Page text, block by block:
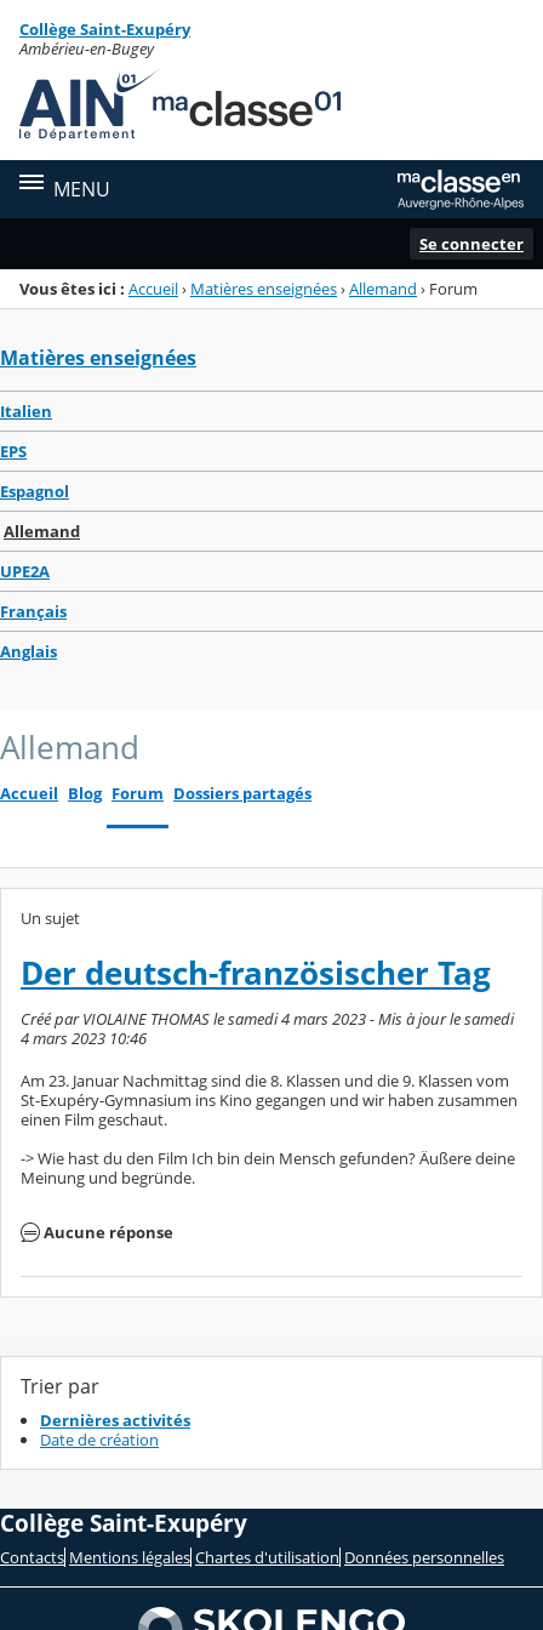
Menu de la rubrique
Contenu
Collège Saint-Exupéry
Ambérieu-en-Bugey
MENU
Se connecter
Vous êtes ici : Accueil› Matières enseignées›Allemand › Forum
Matières enseignées
Italien
EPS
Espagnol
Allemand
UPE2A
Français
Anglais
Allemand
Accueil Blog Forum Dossiers partagés
Un sujet
Der deutsch-französischer Tag
Créé par VIOLAINE THOMAS le samedi 4 mars 2023 - Mis à jour le samedi
4 mars 2023 10:46
Am 23. Januar Nachmittag sind die 8. Klassen und die 9. Klassen vom
St-Exupéry-Gymnasium ins Kino gegangen und wir haben zusammen
einen Film geschaut.
-> Wie hast du den Film Ich bin dein Mensch gefunden? Äußere deine
Meinung und begründe.
Aucune réponse
Trier par
Dernières activités
Date de création
Collège Saint-Exupéry
Contacts Mentions légales Chartes d'utilisation Données personnelles